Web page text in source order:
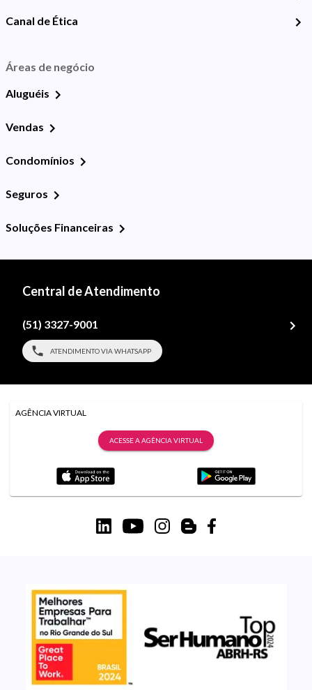
Canal de Ética
Áreas de negócio
Aluguéis
Vendas
Condomínios
Seguros
Soluções Financeiras
Central de Atendimento
(51) 3327-9001
ATENDIMENTO VIA WHATSAPP
AGÊNCIA VIRTUAL
ACESSE A AGÊNCIA VIRTUAL